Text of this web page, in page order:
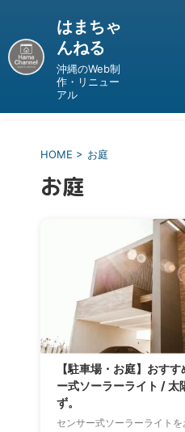
はまちゃ
んねる
沖縄のWeb制
作・リニュー
アル
HOME > お庭
お庭
【駐車場・お庭】おす
ー式ソーラーライト / 太
ず。
センサー式ソーラーライトを